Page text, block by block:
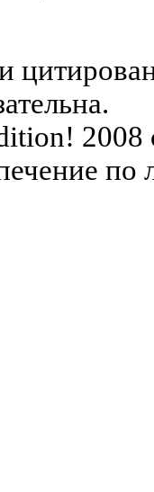
2008
по